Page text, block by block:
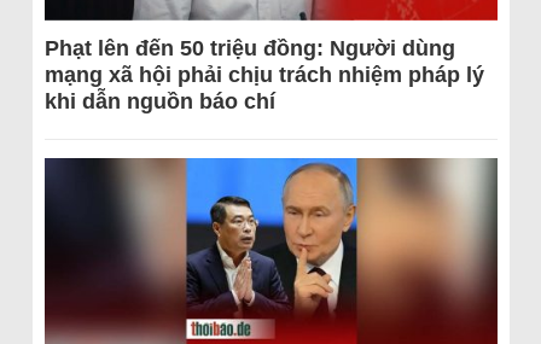
Phạt lên đến 50 triệu đồng: Người dùng
mạng xã hội phải chịu trách nhiệm pháp lý
khi dẫn nguồn báo chí